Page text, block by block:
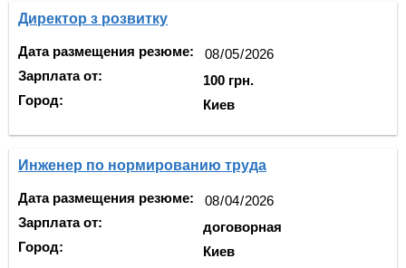
Директор з pозвитку
Дата размещения резюме:
Зарплата от:
Город:
100 грн.
Киев
Инженер по нормированию труда
Дата размещения резюме:
Зарплата от:
Город:
договорная
Киев